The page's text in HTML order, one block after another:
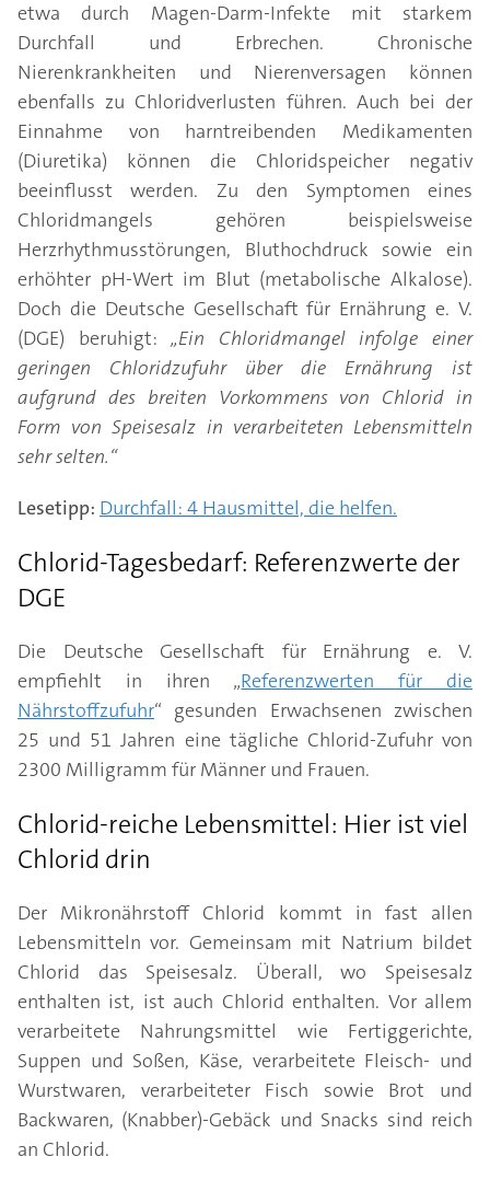
etwa durch Magen-Darm-Infekte mit starkem
Durchfall und Erbrechen. Chronische
Nierenkrankheiten und Nierenversagen können
ebenfalls zu Chloridverlusten führen. Auch bei der
Einnahme von harntreibenden Medikamenten
(Diuretika) können die Chloridspeicher negativ
beeinflusst werden. Zu den Symptomen eines
Chloridmangels gehören beispielsweise
Herzrhythmusstörungen, Bluthochdruck sowie ein
erhöhter pH-Wert im Blut (metabolische Alkalose).
Doch die Deutsche Gesellschaft für Ernährung e. V.
(DGE) beruhigt:„Ein Chloridmangel infolge einer
geringen Chloridzufuhr über die Ernährung ist
aufgrund des breiten Vorkommens von Chlorid in
Form von Speisesalz in verarbeiteten Lebensmitteln
sehr selten.“
Lesetipp: Durchfall: 4 Hausmittel, die helfen.
Chlorid-Tagesbedarf: Referenzwerte der
DGE
Die Deutsche Gesellschaft für Ernährung e. V.
empfiehlt in ihren „Referenzwerten für die
Nährstoffzufuhr“ gesunden Erwachsenen zwischen
25 und 51 Jahren eine tägliche Chlorid-Zufuhr von
2300 Milligramm für Männer und Frauen.
Chlorid-reiche Lebensmittel: Hier ist viel
Chlorid drin
Der Mikronährstoff Chlorid kommt in fast allen
Lebensmitteln vor. Gemeinsam mit Natrium bildet
Chlorid das Speisesalz. Überall, wo Speisesalz
enthalten ist, ist auch Chlorid enthalten. Vor allem
verarbeitete Nahrungsmittel wie Fertiggerichte,
Suppen und Soßen, Käse, verarbeitete Fleisch- und
Wurstwaren, verarbeiteter Fisch sowie Brot und
Backwaren, (Knabber)-Gebäck und Snacks sind reich
an Chlorid.